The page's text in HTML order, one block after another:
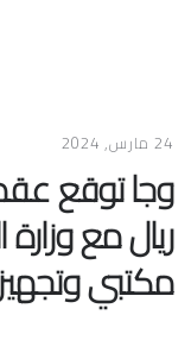
24 مارس, 2024
ريال مع وزارة
مكتبي